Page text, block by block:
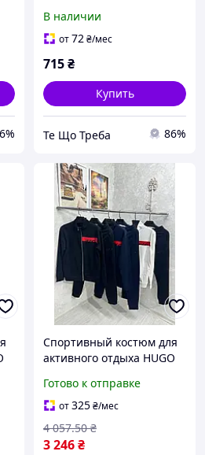
весна осень графит
черный белый
В наличии
от72₴/мес
715₴
Купить
Те Що Треба 86%
Спортивный костюм для
активного отдыха HUGO
новая коллекция 2023 24
размеры S M L XL XXL
Турция
Готово к отправке
от325₴/мес
3 246₴
4 057.50 ₴